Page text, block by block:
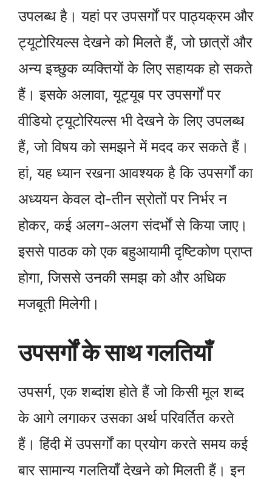
उपलब्ध है। यहां पर उपसर्गों पर पाठ्यक्रम और
ट्यूटोरियल्स देखने को मिलते हैं, जो छात्रों और
अन्य इच्छुक व्यक्तियों के लिए सहायक हो सकते
हैं। इसके अलावा, यूट्यूब पर उपसर्गों पर
वीडियो ट्यूटोरियल्स भी देखने के लिए उपलब्ध
हैं, जो विषय को समझने में मदद कर सकते हैं।
हां, यह ध्यान रखना आवश्यक है कि उपसर्गों का
अध्ययन केवल दो-तीन स्रोतों पर निर्भर न
होकर, कई अलग-अलग संदर्भों से किया जाए।
इससे पाठक को एक बहुआयामी दृष्टिकोण प्राप्त
होगा, जिससे उनकी समझ को और अधिक
मजबूती मिलेगी।
उपसर्गों के साथ गलतियाँ
उपसर्ग, एक शब्दांश होते हैं जो किसी मूल शब्द
के आगे लगाकर उसका अर्थ परिवर्तित करते
हैं। हिंदी में उपसर्गों का प्रयोग करते समय कई
बार सामान्य गलतियाँ देखने को मिलती हैं। इन